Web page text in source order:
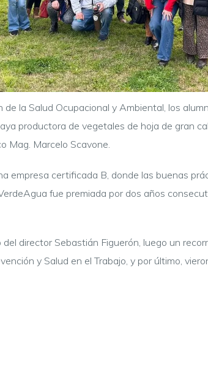
la Salud Ocupacional y Ambiental, los
productora de vegetales de hoja de gran
Mag. Marcelo Scavone.
empresa certificada B, donde las buenas
fue premiada por dos años
director Sebastián Figuerón, luego un
y Salud en el Trabajo, y por último,